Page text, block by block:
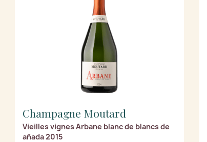
Champagne Moutard
Vieilles vignes Arbane blanc de blancs de
añada 2015